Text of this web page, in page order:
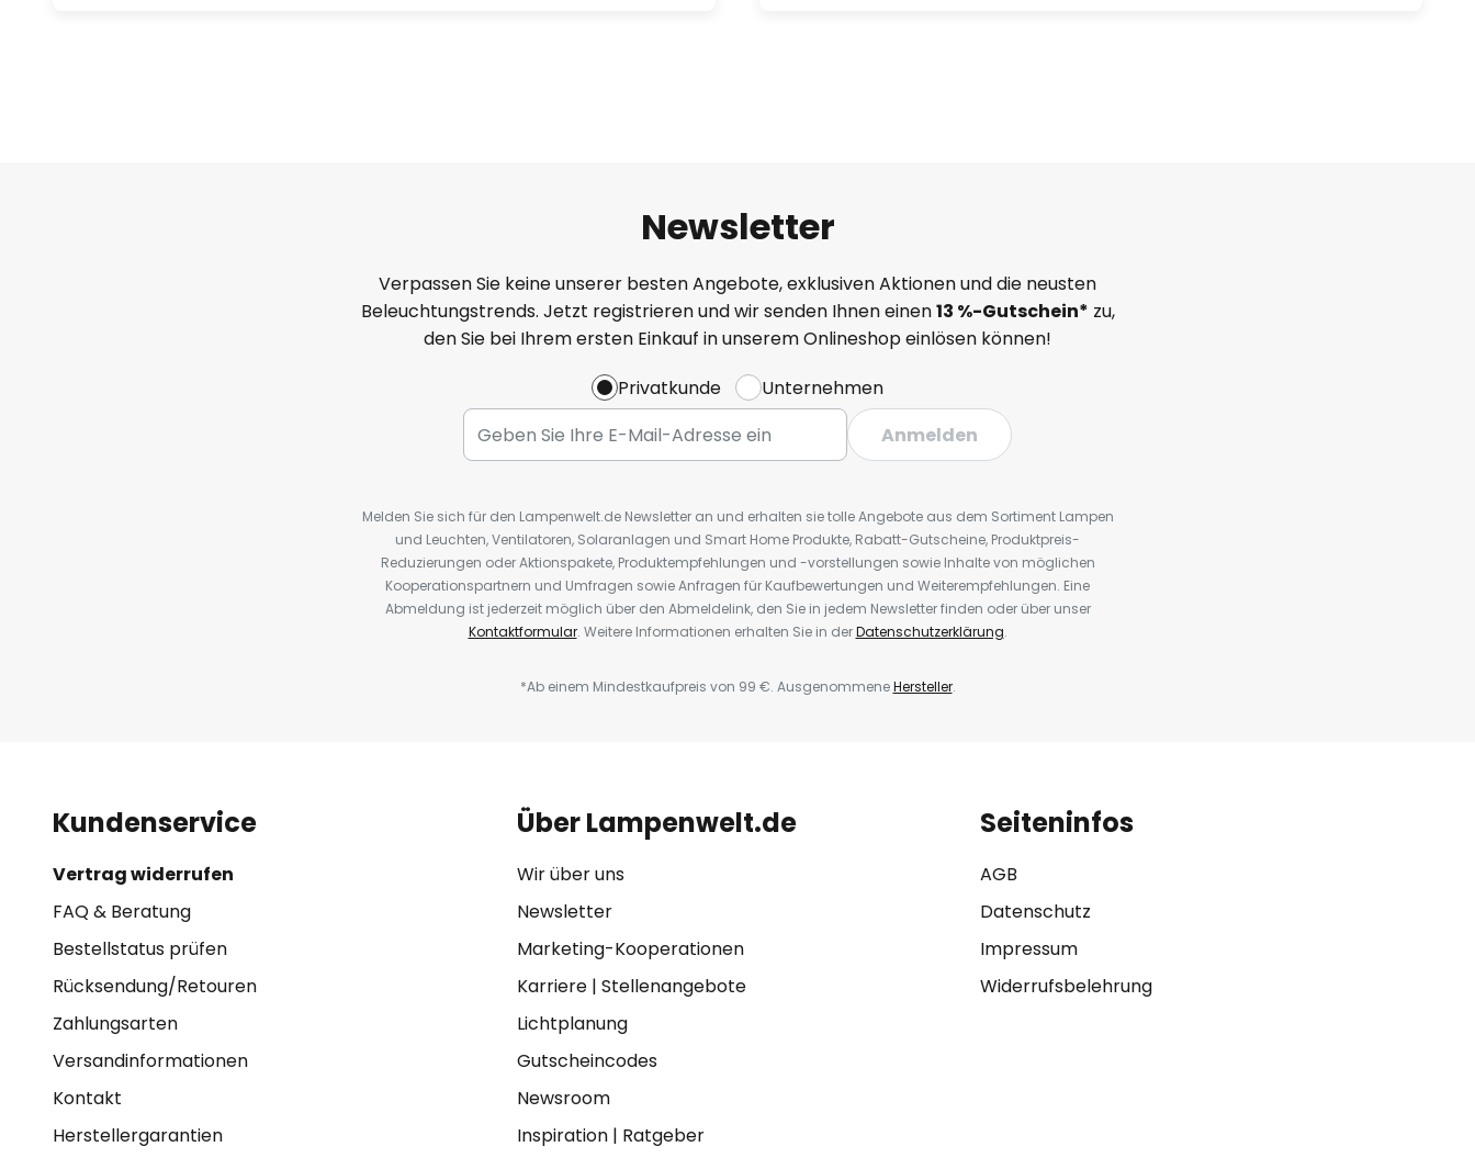
Newsletter
Verpassen Sie keine unserer besten Angebote, exklusiven Aktionen und die neusten
Beleuchtungstrends. Jetzt registrieren und wir senden Ihnen einen13 %-Gutschein* zu,
den Sie bei Ihrem ersten Einkauf in unserem Onlineshop einlösen können!
Privatkunde
Unternehmen
Anmelden
Melden Sie sich für den Lampenwelt.de Newsletter an und erhalten sie tolle Angebote aus dem Sortiment Lampen
und Leuchten, Ventilatoren, Solaranlagen und Smart Home Produkte, Rabatt-Gutscheine, Produktpreis-
Reduzierungen oder Aktionspakete, Produktempfehlungen und -vorstellungen sowie Inhalte von möglichen
Kooperationspartnern und Umfragen sowie Anfragen für Kaufbewertungen und Weiterempfehlungen. Eine
Abmeldung ist jederzeit möglich über den Abmeldelink, den Sie in jedem Newsletter finden oder über unser
Kontaktformular. Weitere Informationen erhalten Sie in derDatenschutzerklärung.
*Ab einem Mindestkaufpreis von 99 €. AusgenommeneHersteller.
Kundenservice
Vertrag widerrufen
FAQ & Beratung
Bestellstatus prüfen
Rücksendung/Retouren
Zahlungsarten
Versandinformationen
Kontakt
Herstellergarantien
Über Lampenwelt.de
Wir über uns
Newsletter
Marketing-Kooperationen
Karriere| Stellenangebote
Lichtplanung
Gutscheincodes
Newsroom
Inspiration| Ratgeber
Seiteninfos
AGB
Datenschutz
Impressum
Widerrufsbelehrung